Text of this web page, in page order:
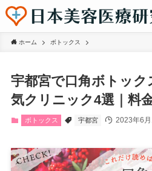
ホーム ボトックス
宇都宮で口角ボトッ
気クリニック4選｜料
ボトックス 宇都宮 2023年6月